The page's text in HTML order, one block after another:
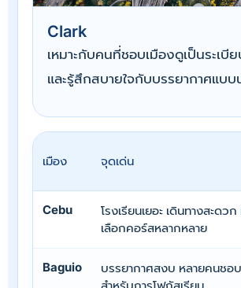
Clark
เหมาะกับคนที่ชอบเมืองดูเป็นระเบี
และรู้สึกสบายใจกับบรรยากาศแบบ
เมือง จุดเด่น
Cebu
โรงเรียนเยอะ เดินทางสะดว
เลือกคอร์สหลากหลาย
Baguio
บรรยากาศสงบ หลายคนชอบ